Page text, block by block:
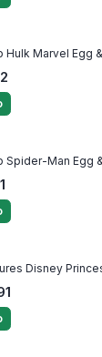
Hulk Marvel Egg
Spider-Man Egg
Disney